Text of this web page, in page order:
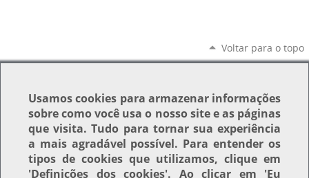
Voltar para o topo
Usamoscookies para armazenar informações
sobre como você usa o nosso site e as páginas
que visita. Tudo para tornar sua experiência
a mais agradável possível. Para entender os
tipos de cookies que utilizamos, clique em
'Definições dos cookies'. Ao clicar em 'Eu